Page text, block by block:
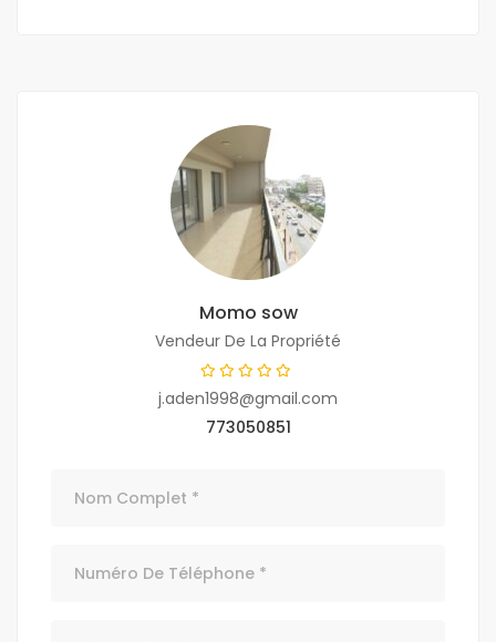
Momo sow
Vendeur De La Propriété
j.aden1998@gmail.com
773050851